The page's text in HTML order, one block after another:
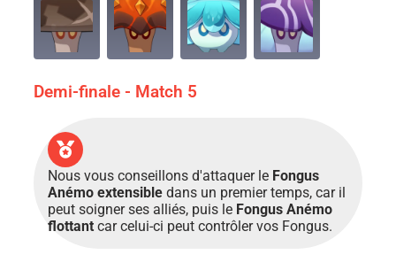
Demi-finale - Match 5
Nous vous conseillons d'attaquer le Fongus
Anémo extensible dans un premier temps, car il
peut soigner ses alliés, puis le Fongus Anémo
flottant car celui-ci peut contrôler vos Fongus.